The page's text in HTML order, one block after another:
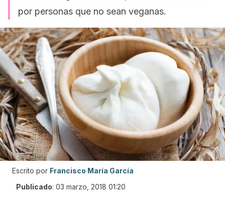
por personas que no sean veganas.
Escrito por Francisco María García
Publicado: 03 marzo, 2018 01:20